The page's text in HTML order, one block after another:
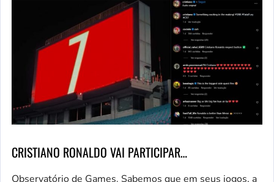
CRISTIANO RONALDO VAI PARTICIPAR…
Observatório de Games. Sabemos que em seus jogos, a